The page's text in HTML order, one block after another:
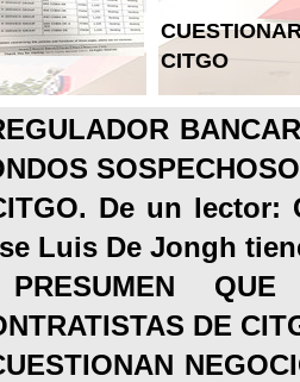
CITGO
De un lector:
Luis De Jongh
PRESUMEN
DE